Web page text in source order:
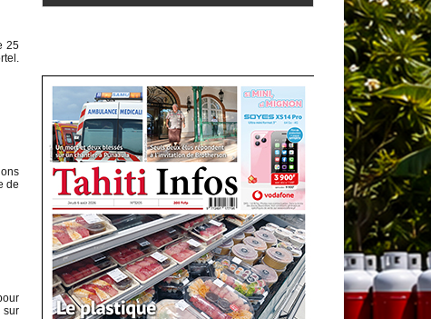
25
de
sur